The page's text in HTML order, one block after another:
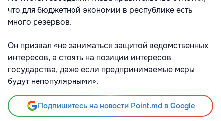
что для бюджетной экономии в республике есть
много резервов.
Он призвал «не заниматься защитой ведомственных
интересов, а стоять на позиции интересов
государства, даже если предпринимаемые меры
будут непопулярными».
Подпишитесь на новости Point.md в Google